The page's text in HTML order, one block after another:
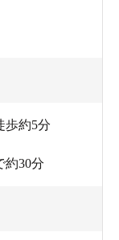
約5分
約30分